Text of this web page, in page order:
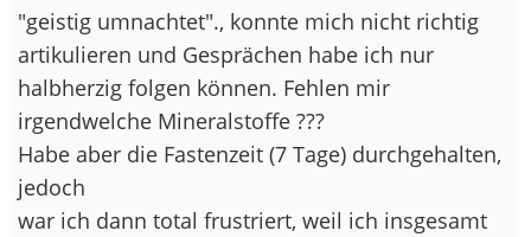
"geistig umnachtet"., konnte mich nicht richtig
artikulieren und Gesprächen habe ich nur
halbherzig folgen können. Fehlen mir
irgendwelche Mineralstoffe ???
Habe aber die Fastenzeit (7 Tage) durchgehalten,
jedoch
war ich dann total frustriert, weil ich insgesamt